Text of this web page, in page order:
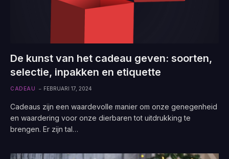
De kunst van het cadeau geven: soorten,
selectie, inpakken en etiquette
CADEAU FEBRUARI 17, 2024
Cadeaus zijn een waardevolle manier om onze genegenheid
en waardering voor onze dierbaren tot uitdrukking te
brengen. Er zijn tal…